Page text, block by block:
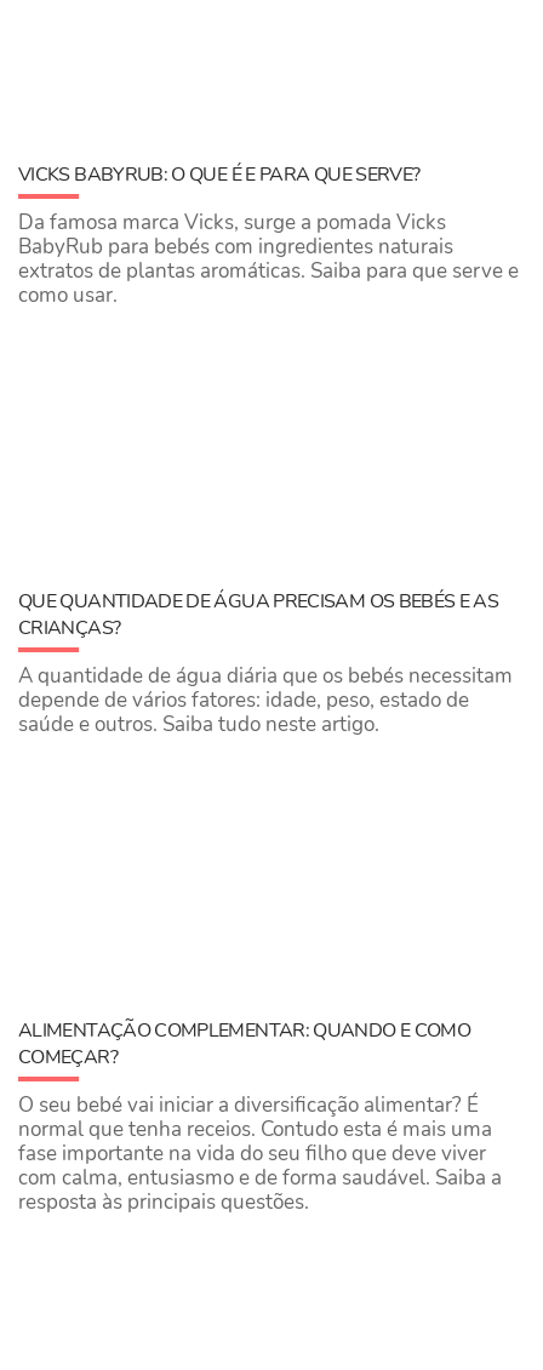
VICKS BABYRUB: O QUE É E PARA QUE SERVE?
Da famosa marca Vicks, surge a pomada Vicks
BabyRub para bebés com ingredientes naturais
extratos de plantas aromáticas. Saiba para que serve e
como usar.
QUE QUANTIDADE DE ÁGUA PRECISAM OS BEBÉS E AS
CRIANÇAS?
A quantidade de água diária que os bebés necessitam
depende de vários fatores: idade, peso, estado de
saúde e outros. Saiba tudo neste artigo.
ALIMENTAÇÃO COMPLEMENTAR: QUANDO E COMO
COMEÇAR?
O seu bebé vai iniciar a diversificação alimentar? É
normal que tenha receios. Contudo esta é mais uma
fase importante na vida do seu filho que deve viver
com calma, entusiasmo e de forma saudável. Saiba a
resposta às principais questões.